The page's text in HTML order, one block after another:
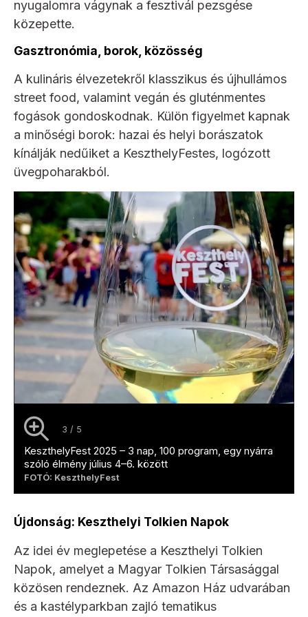
nyugalomra vágynak a fesztivál pezsgése
közepette.
Gasztronómia, borok, közösség
A kulináris élvezetekről klasszikus és újhullámos
street food, valamint vegán és gluténmentes
fogások gondoskodnak. Külön figyelmet kapnak
a minőségi borok: hazai és helyi borászatok
kínálják nedűiket a KeszthelyFestes, logózott
üvegpoharakból.
3 / 5
KeszthelyFest 2025 – 3 nap, 100 program, egy nyárra
szóló élmény július 4–6. között
FOTÓ: KeszthelyFest
Újdonság: Keszthelyi Tolkien Napok
Az idei év meglepetése a Keszthelyi Tolkien
Napok, amelyet a Magyar Tolkien Társasággal
közösen rendeznek. Az Amazon Ház udvarában
és a kastélyparkban zajló tematikus